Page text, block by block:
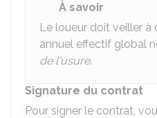
À savoir
Le loueur doit veiller à
annuel effectif global
de l'usure.
Signature du contrat
Pour signer le contrat,